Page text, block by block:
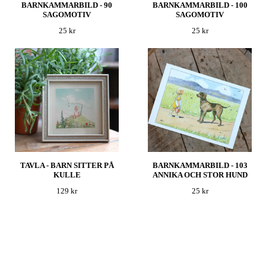
BARNKAMMARBILD - 90
SAGOMOTIV
25 kr
BARNKAMMARBILD - 100
SAGOMOTIV
25 kr
TAVLA - BARN SITTER PÅ
KULLE
129 kr
BARNKAMMARBILD - 103
ANNIKA OCH STOR HUND
25 kr